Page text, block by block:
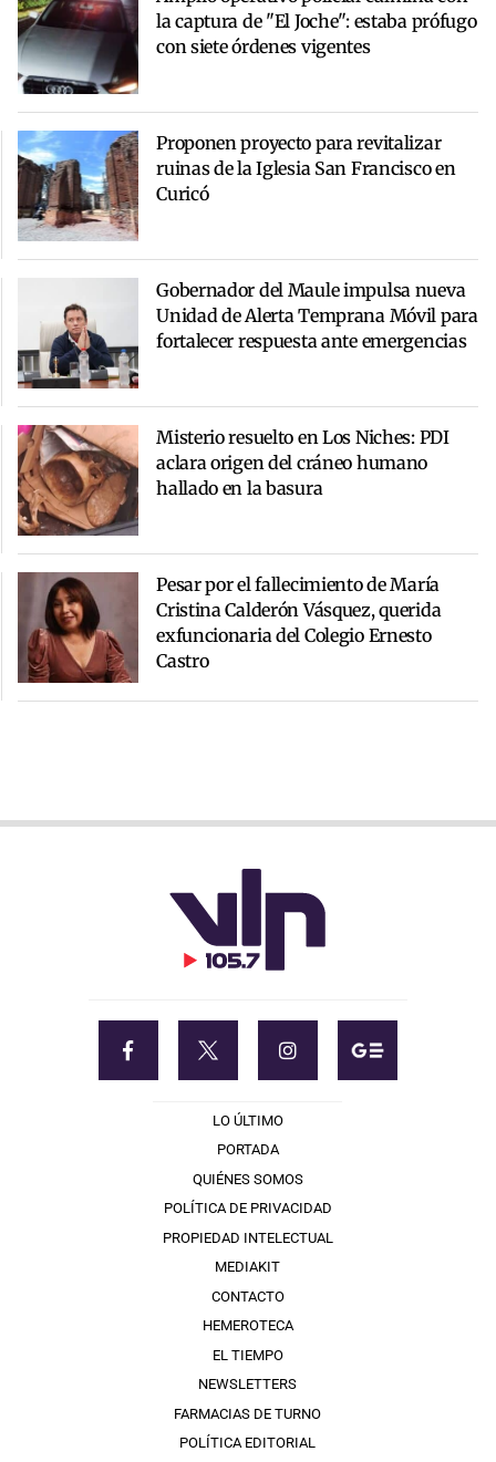
la captura de "El Joche": estaba prófugo
con siete órdenes vigentes
Proponen proyecto para revitalizar
ruinas de la Iglesia San Francisco en
Curicó
Gobernador del Maule impulsa nueva
Unidad de Alerta Temprana Móvil para
fortalecer respuesta ante emergencias
Misterio resuelto en Los Niches: PDI
aclara origen del cráneo humano
hallado en la basura
Pesar por el fallecimiento de María
Cristina Calderón Vásquez, querida
exfuncionaria del Colegio Ernesto
Castro
LO ÚLTIMO
PORTADA
QUIÉNES SOMOS
POLÍTICA DE PRIVACIDAD
PROPIEDAD INTELECTUAL
MEDIAKIT
CONTACTO
HEMEROTECA
EL TIEMPO
NEWSLETTERS
FARMACIAS DE TURNO
POLÍTICA EDITORIAL